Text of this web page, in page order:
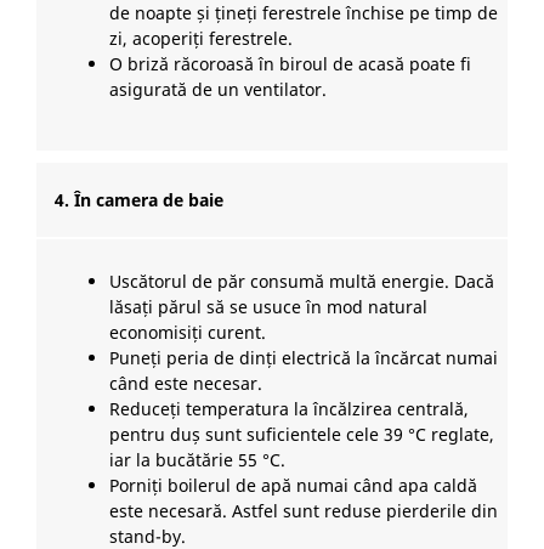
de noapte și țineți ferestrele închise pe timp de
zi, acoperiți ferestrele.
O briză răcoroasă în biroul de acasă poate fi
asigurată de un ventilator.
4. În camera de baie
Uscătorul de păr consumă multă energie. Dacă
lăsați părul să se usuce în mod natural
economisiți curent.
Puneți peria de dinți electrică la încărcat numai
când este necesar.
Reduceți temperatura la încălzirea centrală,
pentru duș sunt suficientele cele 39 °C reglate,
iar la bucătărie 55 °C.
Porniți boilerul de apă numai când apa caldă
este necesară. Astfel sunt reduse pierderile din
stand-by.